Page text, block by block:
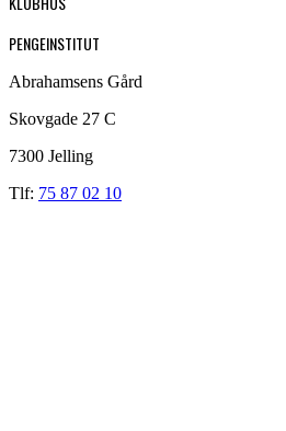
PENGEINSTITUT
Abrahamsens Gård
Skovgade 27 C
7300 Jelling
Tlf: 75 87 02 10